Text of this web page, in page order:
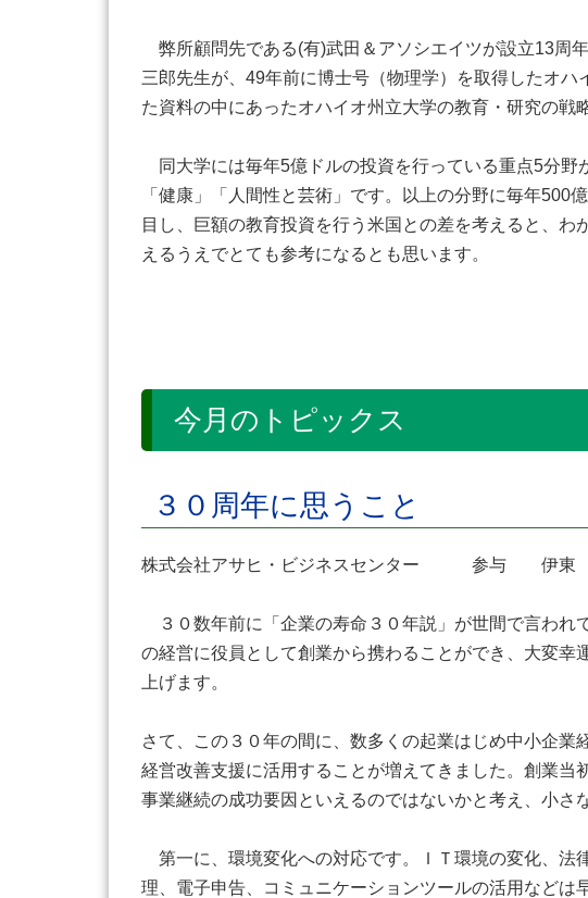
弊所顧問先である(有)武田＆アソシエイツが設立13周
三郎先生が、49年前に博士号（物理学）を取得したオ
た資料の中にあったオハイオ州立大学の教育・研究の戦
同大学には毎年5億ドルの投資を行っている重点5分野
「健康」「人間性と芸術」です。以上の分野に毎年
目し、巨額の教育投資を行う米国との差を考えると、
えるうえでとても参考になるとも思います。
今月のトピックス
３０周年に思うこと
株式会社アサヒ・ビジネスセンター 参与 伊東
３０数年前に「企業の寿命３０年説」が世間で言われ
の経営に役員として創業から携わることができ、大変
上げます。
さて、この３０年の間に、数多くの起業はじめ中小企業
経営改善支援に活用することが増えてきました。創業
事業継続の成功要因といえるのではないかと考え、小さ
第一に、環境変化への対応です。ＩＴ環境の変化、法
理、電子申告、コミュニケーションツールの活用などは